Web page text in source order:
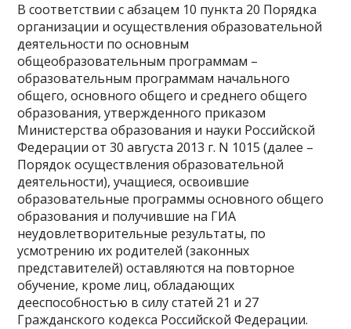
В соответствии с абзацем 10 пункта 20 Порядка
организации и осуществления образовательной
деятельности по основным
общеобразовательным программам –
образовательным программам начального
общего, основного общего и среднего общего
образования, утвержденного приказом
Министерства образования и науки Российской
Федерации от 30 августа 2013 г. N 1015 (далее –
Порядок осуществления образовательной
деятельности), учащиеся, освоившие
образовательные программы основного общего
образования и получившие на ГИА
неудовлетворительные результаты, по
усмотрению их родителей (законных
представителей) оставляются на повторное
обучение, кроме лиц, обладающих
дееспособностью в силу статей 21 и 27
Гражданского кодекса Российской Федерации.